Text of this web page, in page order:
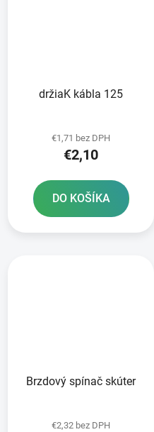
držiaK kábla 125
€1,71 bez DPH
€2,10
DO KOŠÍKA
Brzdový spínač skúter
€2,32 bez DPH